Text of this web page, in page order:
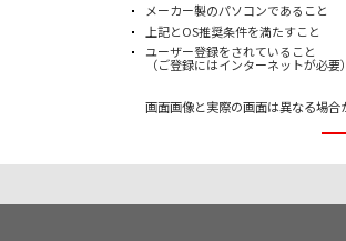
写真を大きく印刷したかったけれ
さん）
学校の文化祭で大活躍でした。画
できました。全国の高校生・先生
業者さんに依頼すると結構高額で
メーカー製のパソコンであること
上記とOS推奨条件を満たすこと
ユーザー登録をされていること
（ご登録にはインターネットが必要）
画面画像と実際の画面は異なる場